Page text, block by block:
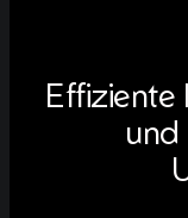
Effiziente
und